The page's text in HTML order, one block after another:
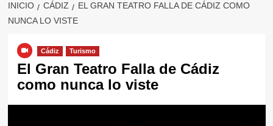
INICIO CÁDIZ
EL GRAN TEATRO FALLA DE CÁDIZ COMO
NUNCA LO VISTE
Cádiz Turismo
El Gran Teatro Falla de Cádiz
como nunca lo viste